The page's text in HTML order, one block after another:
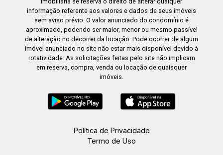
informação referente aos valores e dados de seus imóveis
sem aviso prévio. O valor anunciado do condomínio é
aproximado, podendo ser maior, menor ou mesmo passível
de alteração no decorrer da locação. Pode ocorrer de algum
imóvel anunciado no site não estar mais disponível devido à
rotatividade. As solicitações feitas pelo site não implicam
em reserva, compra, venda ou locação de quaisquer
imóveis.
Política de Privacidade
Termo de Uso